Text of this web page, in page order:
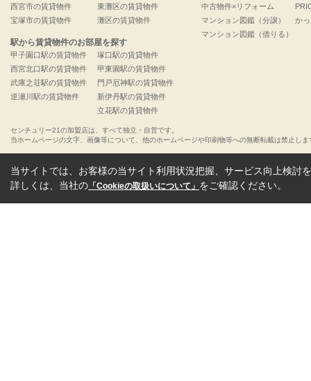
西宮市の賃貸物件
宝塚市の賃貸物件
東灘区の賃貸物件
灘区の賃貸物件
駅から賃貸物件のお部屋を探す
甲子園口駅の賃貸物件
西宮北口駅の賃貸物件
武庫之荘駅の賃貸物件
逆瀬川駅の賃貸物件
塚口駅の賃貸物件
甲東園駅の賃貸物件
門戸厄神駅の賃貸物件
新伊丹駅の賃貸物件
立花駅の賃貸物件
中古物件×リフォーム
マンション図鑑（分譲）
マンション図鑑（借りる）
か
センチュリー21の加盟店は、すべて独立・自営です。
当ホームページの文字、画像等について、他のホームページや印刷物等への無断転載は禁止しま
当サイトでは、お客様の当サイト利用状況把握、サービス向上検討
詳しくは、当社の 「Cookieの取扱いについて」 をご確認ください。